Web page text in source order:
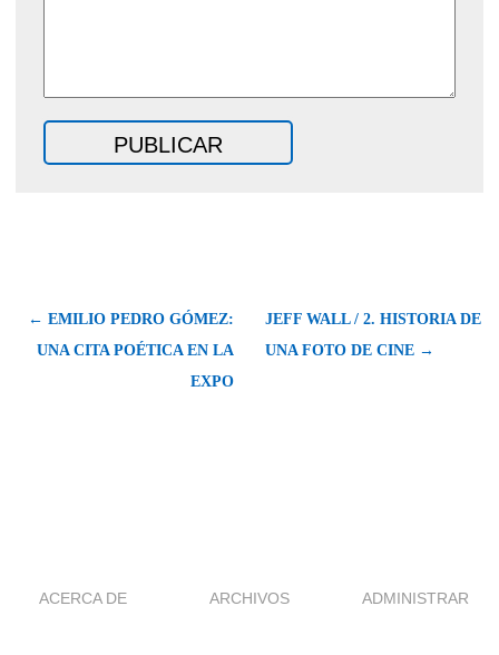
← EMILIO PEDRO GÓMEZ:
UNA CITA POÉTICA EN LA
EXPO
JEFF WALL / 2. HISTORIA DE
UNA FOTO DE CINE →
ACERCA DE ARCHIVOS ADMINISTRAR